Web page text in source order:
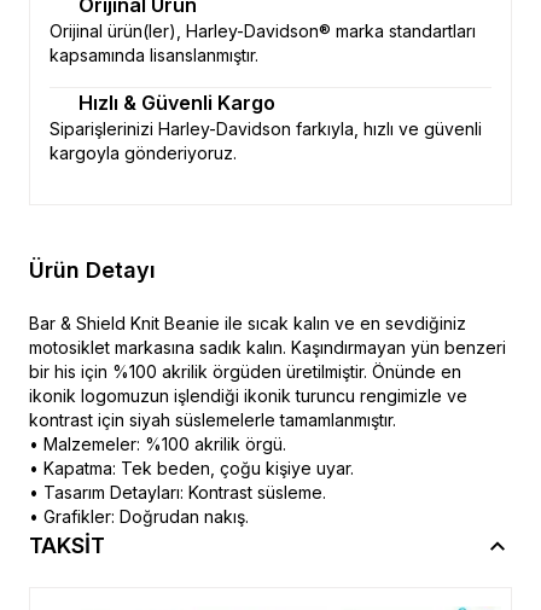
Orijinal Ürün
Orijinal ürün(ler), Harley-Davidson® marka standartları
kapsamında lisanslanmıştır.
Hızlı & Güvenli Kargo
Siparişlerinizi Harley-Davidson farkıyla, hızlı ve güvenli
kargoyla gönderiyoruz.
Ürün Detayı
Bar & Shield Knit Beanie ile sıcak kalın ve en sevdiğiniz
motosiklet markasına sadık kalın. Kaşındırmayan yün benzeri
bir his için %100 akrilik örgüden üretilmiştir. Önünde en
ikonik logomuzun işlendiği ikonik turuncu rengimizle ve
kontrast için siyah süslemelerle tamamlanmıştır.
• Malzemeler: %100 akrilik örgü.
• Kapatma: Tek beden, çoğu kişiye uyar.
• Tasarım Detayları: Kontrast süsleme.
• Grafikler: Doğrudan nakış.
TAKSİT